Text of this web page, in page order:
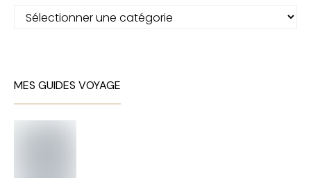
Catégories
MES GUIDES VOYAGE